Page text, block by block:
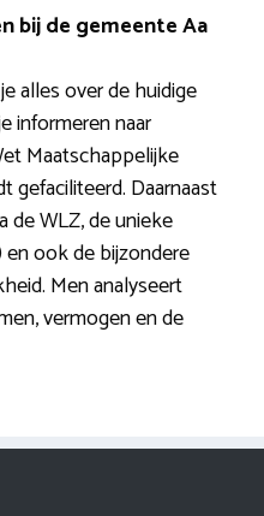
bij de gemeente Aa
alles over de huidige
informeren naar
Maatschappelijke
gefaciliteerd. Daarnaast
de WLZ, de unieke
ook de bijzondere
Men analyseert
vermogen en de